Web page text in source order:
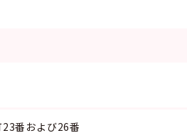
および26番